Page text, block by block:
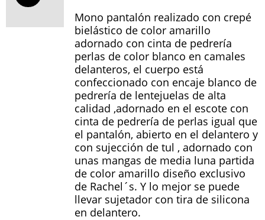
original
era:
270.00€.
actual
es:
185.00€.
Mono pantalón realizado con crepé
bielástico de color amarillo
adornado con cinta de pedrería
perlas de color blanco en camales
delanteros, el cuerpo está
confeccionado con encaje blanco de
pedrería de lentejuelas de alta
calidad ,adornado en el escote con
cinta de pedrería de perlas igual que
el pantalón, abierto en el delantero y
con sujección de tul , adornado con
unas mangas de media luna partida
de color amarillo diseño exclusivo
de Rachel´s. Y lo mejor se puede
llevar sujetador con tira de silicona
en delantero.